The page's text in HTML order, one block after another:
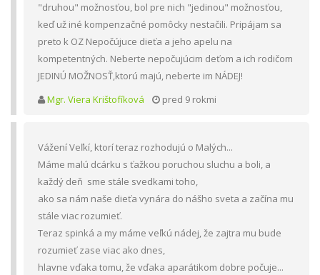
"druhou" možnosťou, bol pre nich "jedinou" možnosťou,
keď už iné kompenzačné pomôcky nestačili. Pripájam sa
preto k OZ Nepočújuce dieťa a jeho apelu na
kompetentných. Neberte nepočujúcim deťom a ich rodičom
JEDINÚ MOŽNOSŤ,ktorú majú, neberte im NÁDEJ!
Mgr. Viera Krištofíková
pred 9 rokmi
Vážení Veľkí, ktorí teraz rozhodujú o Malých...
Máme malú dcárku s ťažkou poruchou sluchu a boli, a
každý deň sme stále svedkami toho,
ako sa nám naše dieťa vynára do nášho sveta a začína mu
stále viac rozumieť.
Teraz spinká a my máme veľkú nádej, že zajtra mu bude
rozumieť zase viac ako dnes,
hlavne vďaka tomu, že vďaka aparátikom dobre počuje...